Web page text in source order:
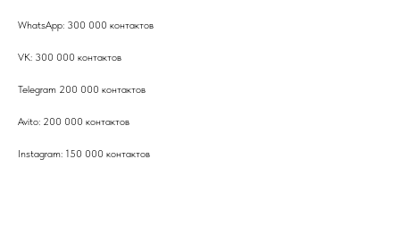
WhatsApp: 300 000 контактов
VK: 300 000 контактов
Telegram 200 000 контактов
Avito: 200 000 контактов
Instagram: 150 000 контактов